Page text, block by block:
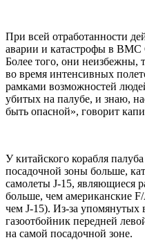
При всей отработанности
аварии и катастрофы в
Более того, они неизбежны,
во время интенсивных
рамками возможностей
убитых на палубе, и знаю,
быть опасной», говорит
У китайского корабля
посадочной зоны больше,
самолеты J-15, являющиеся
больше, чем американские
чем J-15). Из-за упомянутых
газоотбойник передней
на самой посадочной зоне.